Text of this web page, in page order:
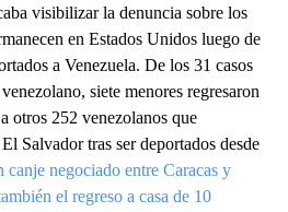
visibilizar la denuncia sobre los
en Estados Unidos luego de
a Venezuela. De los 31 casos
siete menores regresaron
otros 252 venezolanos que
Salvador tras ser deportados desde
canje negociado entre Caracas y
el regreso a casa de 10